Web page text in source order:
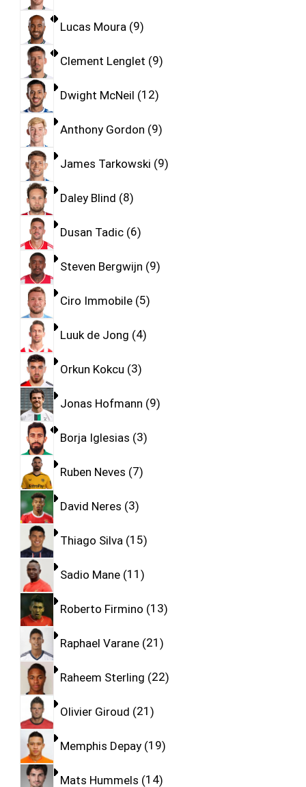
Lucas Moura 9
Clement Lenglet 9
Dwight McNeil 12
Anthony Gordon 9
James Tarkowski 9
Daley Blind 8
Dusan Tadic 6
Steven Bergwijn 9
Ciro Immobile 5
Luuk de Jong 4
Orkun Kokcu 3
Jonas Hofmann 9
Borja Iglesias 3
Ruben Neves 7
David Neres 3
Thiago Silva 15
Sadio Mane 11
Roberto Firmino 13
Raphael Varane 21
Raheem Sterling 22
Olivier Giroud 21
Memphis Depay 19
Mats Hummels 14